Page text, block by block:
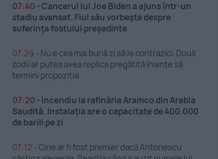
07:40 -Cancerul lui Joe Biden a ajuns într-un
stadiu avansat. Fiul său vorbește despre
suferința fostului președinte
07:29 - Nu e cea mai bună zi să le contrazici. Două
zodii ar putea avea replica pregătită înainte să
termini propoziția
07:20 - Incendiu la rafinăria Aramco din Arabia
Saudită. Instalația are o capacitate de 400.000
de barili pe zi
07:12 -Cine ar fi fost premier dacă Antonescu